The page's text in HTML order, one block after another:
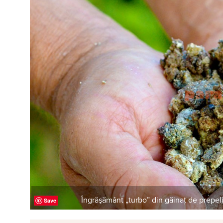
Save Îngrăşământ „turbo” din găinaţ de